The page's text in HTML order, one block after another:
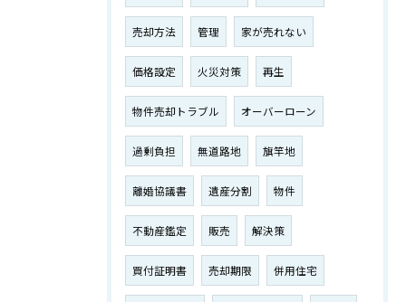
売却方法 管理 家が売れない
価格設定 火災対策 再生
物件売却トラブル オーバーローン
過剰負担 無道路地 旗竿地
離婚協議書 遺産分割 物件
不動産鑑定 販売 解決策
買付証明書 売却期限 併用住宅